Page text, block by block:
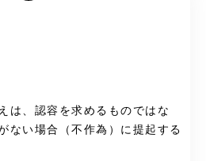
は、認容を求めるものではな
ない場合（不作為）に提起する